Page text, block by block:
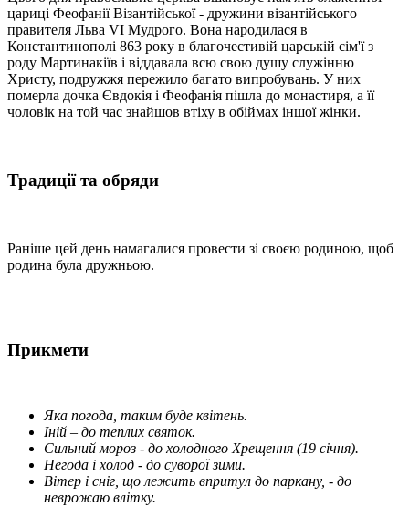
цариці Феофанії Візантійської - дружини візантійського
правителя Льва VI Мудрого. Вона народилася в
Константинополі 863 року в благочестивій царській сім'ї з
роду Мартинакіїв і віддавала всю свою душу служінню
Христу, подружжя пережило багато випробувань. У них
померла дочка Євдокія і Феофанія пішла до монастиря, а її
чоловік на той час знайшов втіху в обіймах іншої жінки.
Традиції та обряди
Раніше цей день намагалися провести зі своєю родиною, щоб
родина була дружньою.
Прикмети
Яка погода, таким буде квітень.
Іній – до теплих святок.
Сильний мороз - до холодного Хрещення (19 січня).
Негода і холод - до суворої зими.
Вітер і сніг, що лежить впритул до паркану, - до
неврожаю влітку.